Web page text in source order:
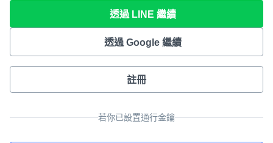
透過 LINE 繼續
透過 Google 繼續
註冊
若你已設置通行金鑰